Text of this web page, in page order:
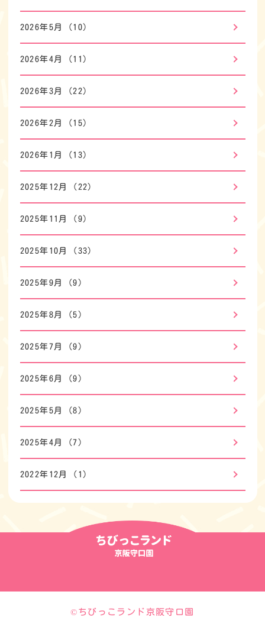
2026年5月 (10)
2026年4月 (11)
2026年3月 (22)
2026年2月 (15)
2026年1月 (13)
2025年12月 (22)
2025年11月 (9)
2025年10月 (33)
2025年9月 (9)
2025年8月 (5)
2025年7月 (9)
2025年6月 (9)
2025年5月 (8)
2025年4月 (7)
2022年12月 (1)
©ちびっこランド京阪守口園